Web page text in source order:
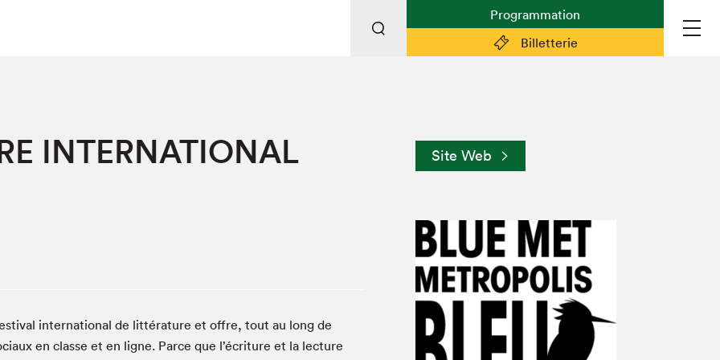
Billetterie
Programmation
À propos
Plan du Salon
Planifier sa visite (prix d'entrée,
FAQ visiteur·euse·s
Espace professionnel·le·s
Espace enseignant·e·s
Espace médias
Devenir bénévole
Espace exposant·e·s
INTERNATIONAL
international de littérature et offre, tout au long de
en classe et en ligne. Parce que l’écriture et la lecture
Site Web